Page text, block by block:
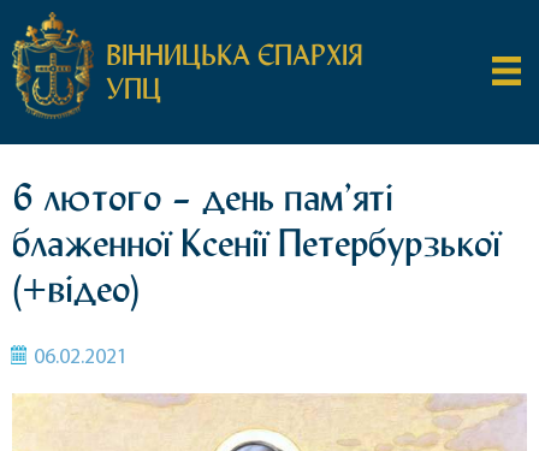
ВІННИЦЬКА ЄПАРХІЯ
УПЦ
6 лютого – день пам’яті
блаженної Ксенії Петербурзької
(+відео)
06.02.2021